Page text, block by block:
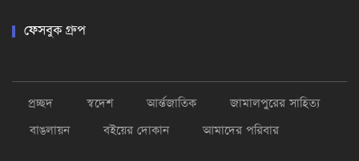
ফেসবুক গ্রুপ
প্রচ্ছদ স্বদেশ আর্ন্তজাতিক
জামালপুরের সাহিত্য
বাঙলায়ন
বইয়ের দোকান আমাদের পরিবার